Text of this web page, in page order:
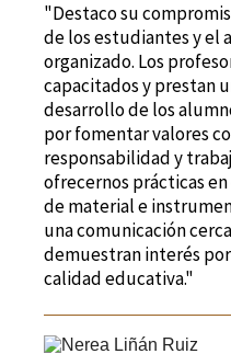
"Destaco su
de los estudiantes y el
organizado. Los
capacitados y prestan
desarrollo de los
por fomentar valores
responsabilidad y
ofrecernos prácticas
de material e
una comunicación
demuestran interés
calidad educativa."